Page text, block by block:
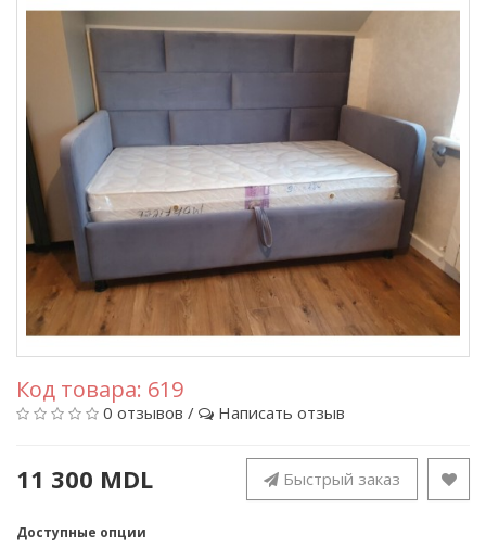
Код товара: 619
0 отзывов / Написать отзыв
11 300 MDL Быстрый заказ
Доступные опции